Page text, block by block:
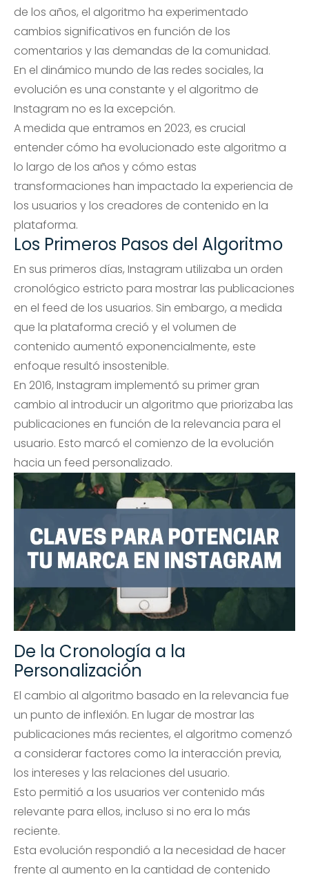
de los años, el algoritmo ha experimentado
cambios significativos en función de los
comentarios y las demandas de la comunidad.
En el dinámico mundo de las redes sociales, la
evolución es una constante y el algoritmo de
Instagram no es la excepción.
A medida que entramos en 2023, es crucial
entender cómo ha evolucionado este algoritmo a
lo largo de los años y cómo estas
transformaciones han impactado la experiencia de
los usuarios y los creadores de contenido en la
plataforma.
Los Primeros Pasos del Algoritmo
En sus primeros días, Instagram utilizaba un orden
cronológico estricto para mostrar las publicaciones
en el feed de los usuarios. Sin embargo, a medida
que la plataforma creció y el volumen de
contenido aumentó exponencialmente, este
enfoque resultó insostenible.
En 2016, Instagram implementó su primer gran
cambio al introducir un algoritmo que priorizaba las
publicaciones en función de la relevancia para el
usuario. Esto marcó el comienzo de la evolución
hacia un feed personalizado.
De la Cronología a la
Personalización
El cambio al algoritmo basado en la relevancia fue
un punto de inflexión. En lugar de mostrar las
publicaciones más recientes, el algoritmo comenzó
a considerar factores como la interacción previa,
los intereses y las relaciones del usuario.
Esto permitió a los usuarios ver contenido más
relevante para ellos, incluso si no era lo más
reciente.
Esta evolución respondió a la necesidad de hacer
frente al aumento en la cantidad de contenido